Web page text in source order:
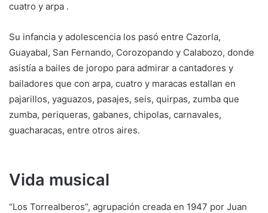
cuatro y arpa .
Su infancia y adolescencia los pasó entre Cazorla,
Guayabal, San Fernando, Corozopando y Calabozo, donde
asistía a bailes de joropo para admirar a cantadores y
bailadores que con arpa, cuatro y maracas estallan en
pajarillos, yaguazos, pasajes, seis, quirpas, zumba que
zumba, periqueras, gabanes, chipolas, carnavales,
guacharacas, entre otros aires.
Vida musical
“Los Torrealberos”, agrupación creada en 1947 por Juan